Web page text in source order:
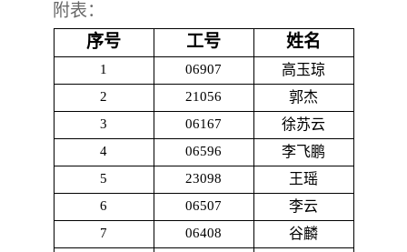
附表：
序号
工号 姓名
1 06907 高玉琼
2 21056 郭杰
3 06167 徐苏云
4 06596 李飞鹏
5 23098 王瑶
6 06507 李云
7 06408 谷麟